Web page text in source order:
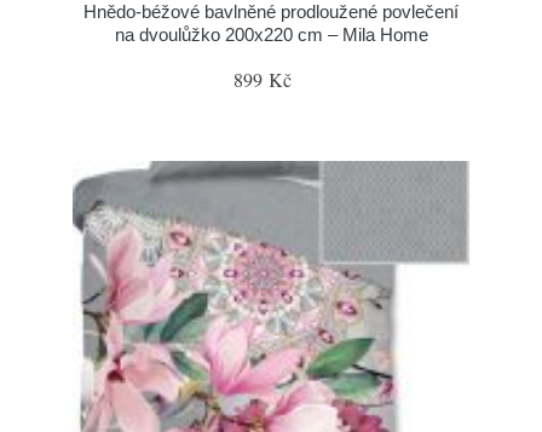
Hnědo-béžové bavlněné prodloužené povlečení
na dvoulůžko 200x220 cm – Mila Home
899 Kč